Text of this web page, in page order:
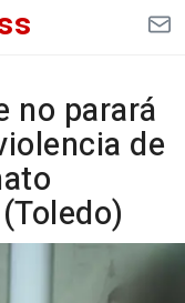
no parará
de